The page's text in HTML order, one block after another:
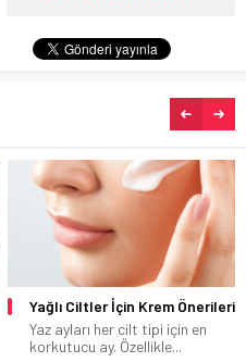
Yağlı Ciltler İçin Krem Önerileri
Yaz ayları her cilt tipi için en
korkutucu ay. Özellikle...